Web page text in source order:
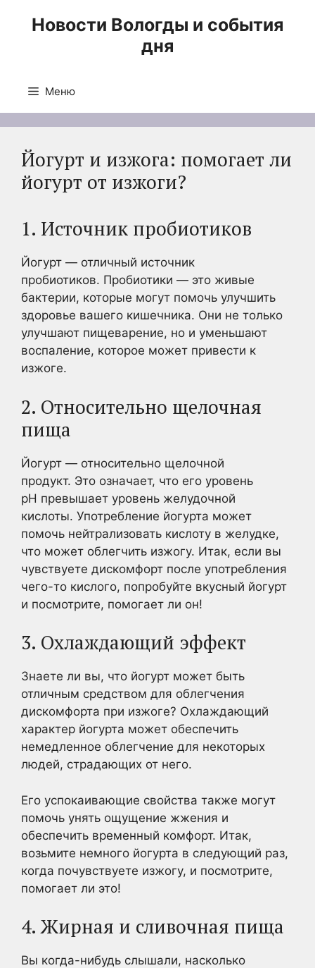
Новости Вологды и события
дня
Меню
Йогурт и изжога: помогает ли
йогурт от изжоги?
1. Источник пробиотиков
Йогурт — отличный источник
пробиотиков. Пробиотики — это живые
бактерии, которые могут помочь улучшить
здоровье вашего кишечника. Они не только
улучшают пищеварение, но и уменьшают
воспаление, которое может привести к
изжоге.
2. Относительно щелочная
пища
Йогурт — относительно щелочной
продукт. Это означает, что его уровень
pH превышает уровень желудочной
кислоты. Употребление йогурта может
помочь нейтрализовать кислоту в желудке,
что может облегчить изжогу. Итак, если вы
чувствуете дискомфорт после употребления
чего-то кислого, попробуйте вкусный йогурт
и посмотрите, помогает ли он!
3. Охлаждающий эффект
Знаете ли вы, что йогурт может быть
отличным средством для облегчения
дискомфорта при изжоге? Охлаждающий
характер йогурта может обеспечить
немедленное облегчение для некоторых
людей, страдающих от него.
Его успокаивающие свойства также могут
помочь унять ощущение жжения и
обеспечить временный комфорт. Итак,
возьмите немного йогурта в следующий раз,
когда почувствуете изжогу, и посмотрите,
помогает ли это!
4. Жирная и сливочная пища
Вы когда-нибудь слышали, насколько